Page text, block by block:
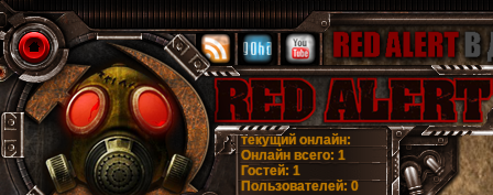
Онлайн всего: 1
Гостей: 1
Пользователей: 0
текущий онлайн: